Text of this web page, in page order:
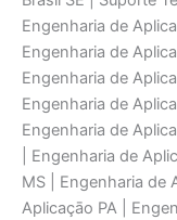
Engenharia de
Engenharia de
Engenharia de
Engenharia de
Engenharia de
| Engenharia de
MS | Engenharia de
Aplicaçāo PA |